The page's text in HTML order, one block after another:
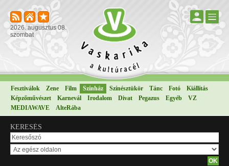
2026. augusztus 08.
szombat
Fesztiválok Zene Film Színház Színésztükör Tánc Fotó
Kiállítás
Képzőművészet
Karnevál Irodalom Divat Pegazus Egyéb
VZ
MEDIAWAVE
AlteRába
KERESÉS